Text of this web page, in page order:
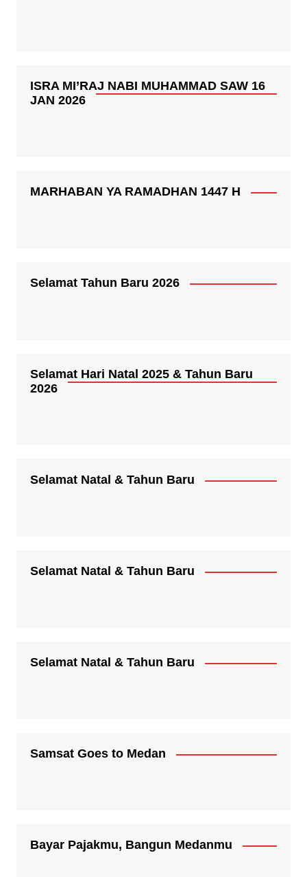
ISRA MI’RAJ NABI MUHAMMAD SAW 16
JAN 2026
MARHABAN YA RAMADHAN 1447 H
Selamat Tahun Baru 2026
Selamat Hari Natal 2025 & Tahun Baru
2026
Selamat Natal & Tahun Baru
Selamat Natal & Tahun Baru
Selamat Natal & Tahun Baru
Samsat Goes to Medan
Bayar Pajakmu, Bangun Medanmu